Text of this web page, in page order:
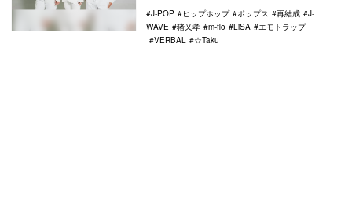
J-POP
ヒップホップ ポップス 再結成
J-
WAVE
猪又孝 m-flo LiSA
エモトラップ
VERBAL
☆Taku